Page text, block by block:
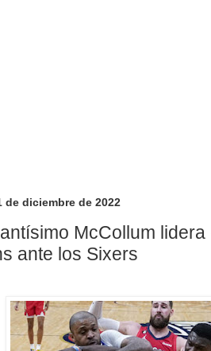
de diciembre de 2022
McCollum
ante los Sixers